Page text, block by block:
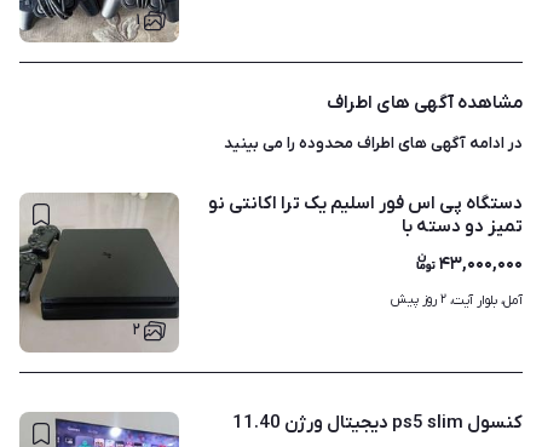
۱
مشاهده آگهی های اطراف
در ادامه آگهی هایاطراف محدودهرا می بینید
۲
دستگاه پی اس فور اسلیم یک ترا اکانتی نو
تمیز دو دسته با
۴۳,۰۰۰,۰۰۰
آمل، بلوار آیت، ۲ روز پیش
کنسول ps5 slim دیجیتال ورژن 11.40